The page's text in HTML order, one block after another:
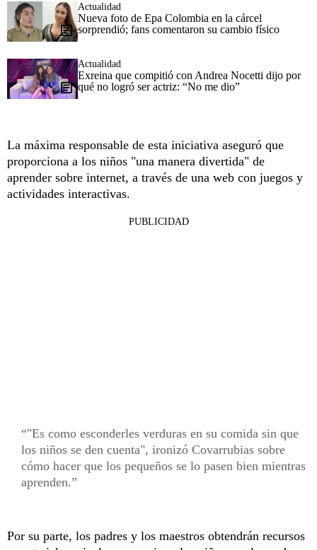
Actualidad
Nueva foto de Epa Colombia en la cárcel
sorprendió; fans comentaron su cambio físico
Actualidad
Exreina que compitió con Andrea Nocetti dijo por
qué no logró ser actriz: “No me dio”
La máxima responsable de esta iniciativa aseguró que
proporciona a los niños "una manera divertida" de
aprender sobre internet, a través de una web con juegos y
actividades interactivas.
PUBLICIDAD
"Es como esconderles verduras en su comida sin que
los niños se den cuenta", ironizó Covarrubias sobre
cómo hacer que los pequeños se lo pasen bien mientras
aprenden.
Por su parte, los padres y los maestros obtendrán recursos